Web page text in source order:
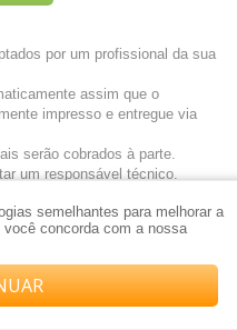
semelhantes para melhorar a
concorda com a nossa
por um profissional da sua
assim que o
impresso e entregue via
serão cobrados à parte.
um responsável técnico.
no WhatsApp